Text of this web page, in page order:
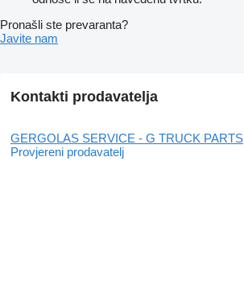
Pronašli ste prevaranta?
Javite nam
Kontakti prodavatelja
GERGOLAS SERVICE - G TRUCK PARTS
Provjereni prodavatelj